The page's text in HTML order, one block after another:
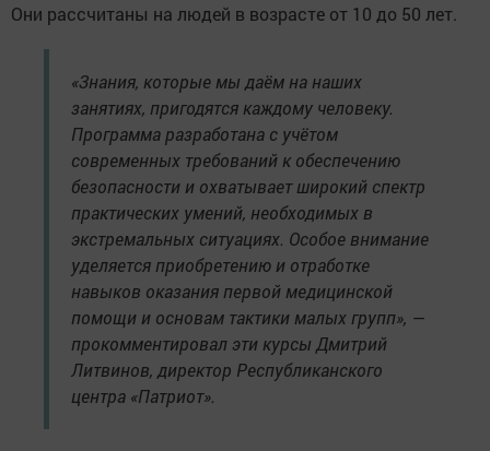
Они рассчитаны на людей в возрасте от 10 до 50 лет.
«Знания, которые мы даём на наших
занятиях, пригодятся каждому человеку.
Программа разработана с учётом
современных требований к обеспечению
безопасности и охватывает широкий спектр
практических умений, необходимых в
экстремальных ситуациях. Особое внимание
уделяется приобретению и отработке
навыков оказания первой медицинской
помощи и основам тактики малых групп», —
прокомментировал эти курсы Дмитрий
Литвинов, директор Республиканского
центра «Патриот».